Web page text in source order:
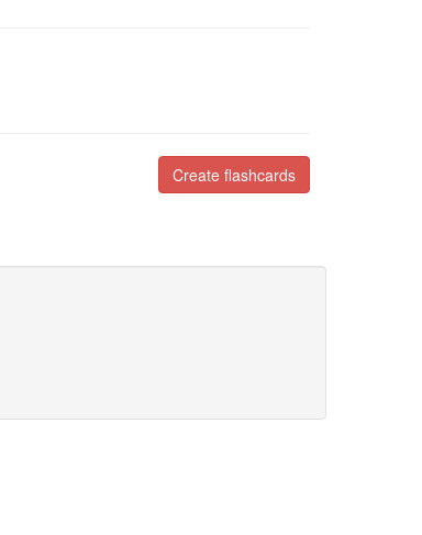
Create flashcards